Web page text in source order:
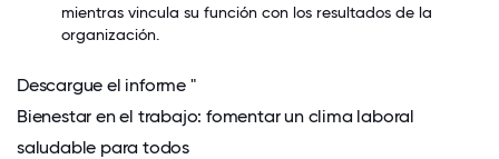
mientras vincula su función con los resultados de la
organización.
Descargue el informe "
Bienestar en el trabajo: fomentar un clima laboral
saludable para todos